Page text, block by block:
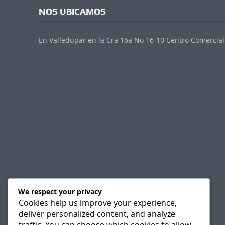
NOS UBICAMOS
En Valledupar en la Cra 16a No 16-10 Centro
We respect your privacy
Cookies help us improve your experience,
deliver personalized content, and analyze